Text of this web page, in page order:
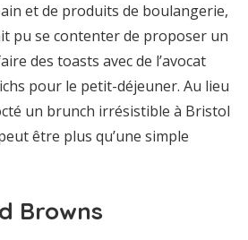
et de produits de boulangerie,
pu se contenter de proposer un
des toasts avec de l’avocat
pour le petit-déjeuner. Au lieu
un brunch irrésistible à Bristol
être plus qu’une simple
Browns